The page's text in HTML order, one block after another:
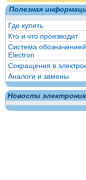
Полезная
Где купить
Кто и что производит
Система
Electron
Сокращения в
Аналоги и замены
Новости